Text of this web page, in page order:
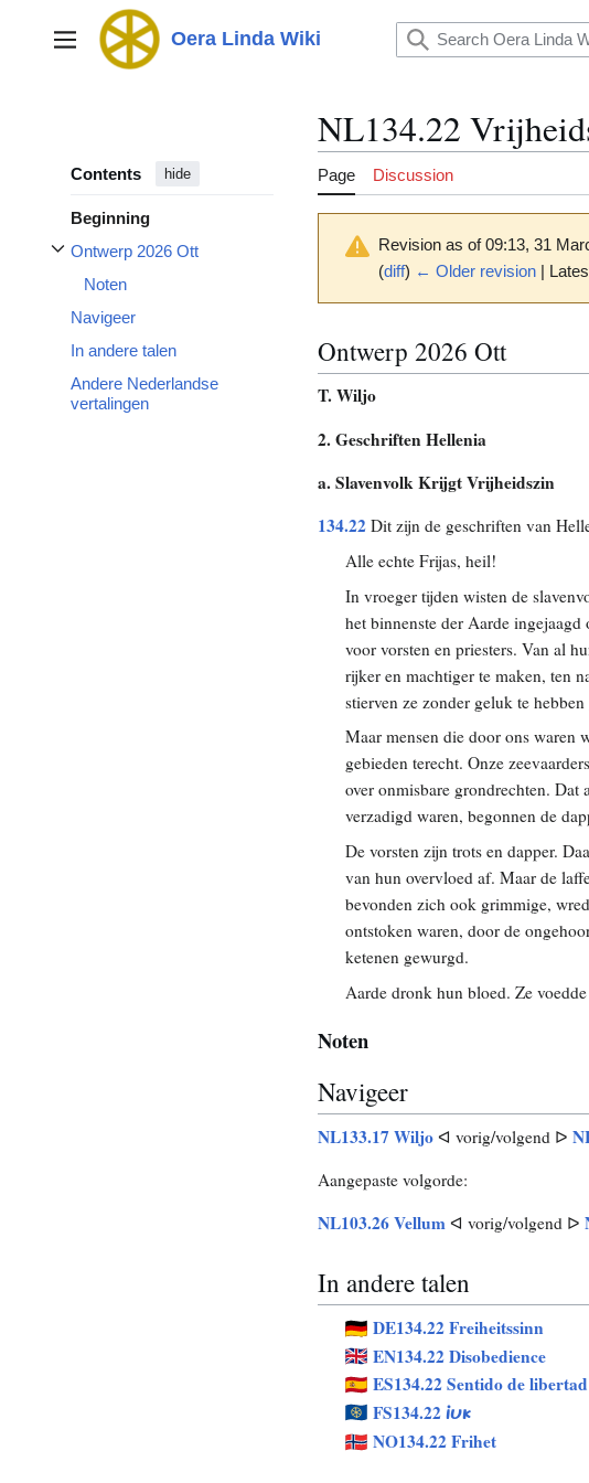
Main menu Oera Linda Wiki
Contents hide
Beginning
Ontwerp 2026 Ott
Toggle Ontwerp 2026 Ott subsection
Noten
Navigeer
In andere talen
Andere Nederlandse
vertalingen
NL134.22
Page Discussion
Revision as of 09:13, 31
(diff) ← Older revision|
Ontwerp 2026 Ott
T. Wiljo
2. Geschriften Hellenia
a. Slavenvolk Krijgt Vrijheidszin
134.22Dit zijn de geschriften van
Alle echte Frijas, heil!
In vroeger tijden wisten de
het binnenste der Aarde
voor vorsten en priesters. Van al
rijker en machtiger te maken, ten
stierven ze zonder geluk te
Maar mensen die door ons waren
gebieden terecht. Onze
over onmisbare grondrechten. Dat
verzadigd waren, begonnen de
De vorsten zijn trots en dapper.
van hun overvloed af. Maar de
bevonden zich ook grimmige,
ontstoken waren, door de
ketenen gewurgd.
Aarde dronk hun bloed. Ze
Noten
Navigeer
NL133.17 Wiljoᐊ vorig/volgend ᐅ
Aangepaste volgorde:
NL103.26 Vellumᐊ vorig/volgend ᐅ
In andere talen
DE134.22 Freiheitssinn
EN134.22 Disobedience
ES134.22 Sentido de libertad
FS134.22 JUK
NO134.22 Frihet